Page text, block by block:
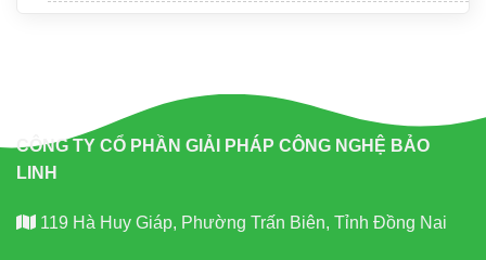
CÔNG TY CỔ PHẦN GIẢI PHÁP CÔNG NGHỆ BẢO
LINH
119 Hà Huy Giáp, Phường Trấn Biên, Tỉnh Đồng Nai